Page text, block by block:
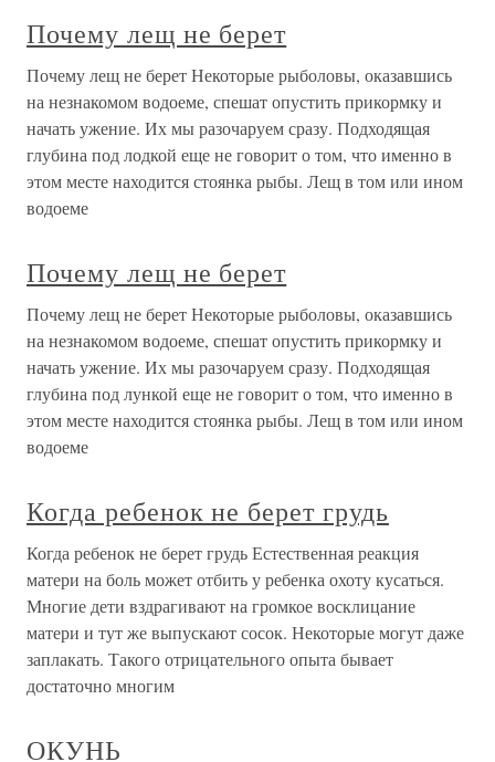
Почему лещ не берет
Почему лещ не берет Некоторые рыболовы, оказавшись
на незнакомом водоеме, спешат опустить прикормку и
начать ужение. Их мы разочаруем сразу. Подходящая
глубина под лодкой еще не говорит о том, что именно в
этом месте находится стоянка рыбы. Лещ в том или ином
водоеме
Почему лещ не берет
Почему лещ не берет Некоторые рыболовы, оказавшись
на незнакомом водоеме, спешат опустить прикормку и
начать ужение. Их мы разочаруем сразу. Подходящая
глубина под лункой еще не говорит о том, что именно в
этом месте находится стоянка рыбы. Лещ в том или ином
водоеме
Когда ребенок не берет грудь
Когда ребенок не берет грудь Естественная реакция
матери на боль может отбить у ребенка охоту кусаться.
Многие дети вздрагивают на громкое восклицание
матери и тут же выпускают сосок. Некоторые могут даже
заплакать. Такого отрицательного опыта бывает
достаточно многим
ОКУНЬ